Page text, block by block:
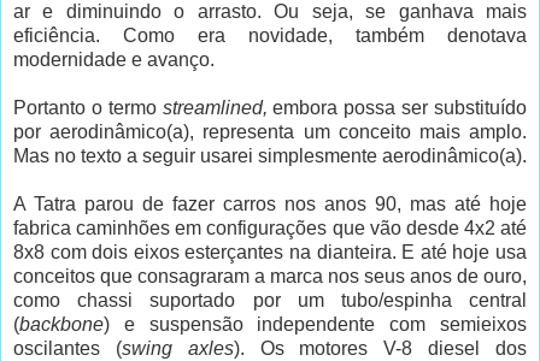
ar e diminuindo o arrasto. Ou seja, se ganhava mais
eficiência. Como era novidade, também denotava
modernidade e avanço.
Portanto o termo streamlined,embora possa ser substituído
por aerodinâmico(a), representa um conceito mais amplo.
Mas no texto a seguir usarei simplesmente aerodinâmico(a).
A Tatra parou de fazer carros nos anos 90, mas até hoje
fabrica caminhões em configurações que vão desde 4x2 até
8x8 com dois eixos esterçantes na dianteira. E até hoje usa
conceitos que consagraram a marca nos seus anos de ouro,
como chassi suportado por um tubo/espinha central
(backbone) e suspensão independente com semieixos
oscilantes (swing axles). Os motores V-8 diesel dos